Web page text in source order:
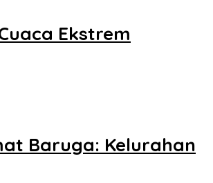
Ekstrem
Baruga: Kelurahan